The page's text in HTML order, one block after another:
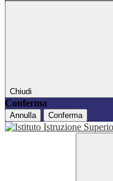
Chiudi
Conferma
Annulla Conferma